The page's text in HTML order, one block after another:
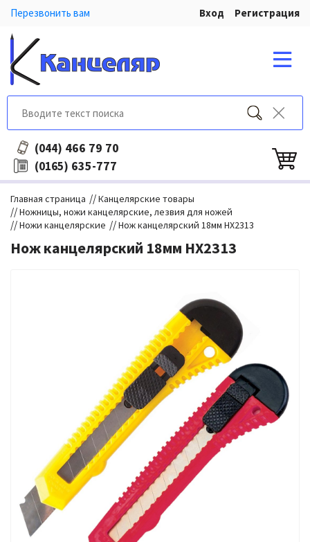
Перезвонить вам Вход Регистрация
(044) 466 79 70
(0165) 635-777
Главная страница //Канцелярские товары
//Ножницы, ножи канцелярские, лезвия для ножей
//Ножи канцелярские //Нож канцелярский 18мм HX2313
Нож канцелярский 18мм HX2313